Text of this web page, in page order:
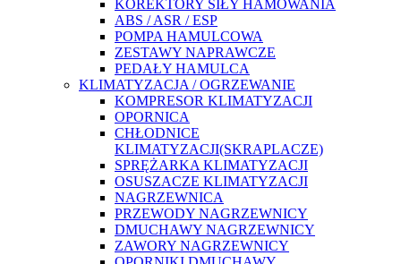
KOREKTORY SIŁY HAMOWANIA
ABS / ASR / ESP
POMPA HAMULCOWA
ZESTAWY NAPRAWCZE
PEDAŁY HAMULCA
KLIMATYZACJA / OGRZEWANIE
KOMPRESOR KLIMATYZACJI
OPORNICA
CHŁODNICE
KLIMATYZACJI(SKRAPLACZE)
SPRĘŻARKA KLIMATYZACJI
OSUSZACZE KLIMATYZACJI
NAGRZEWNICA
PRZEWODY NAGRZEWNICY
DMUCHAWY NAGRZEWNICY
ZAWORY NAGRZEWNICY